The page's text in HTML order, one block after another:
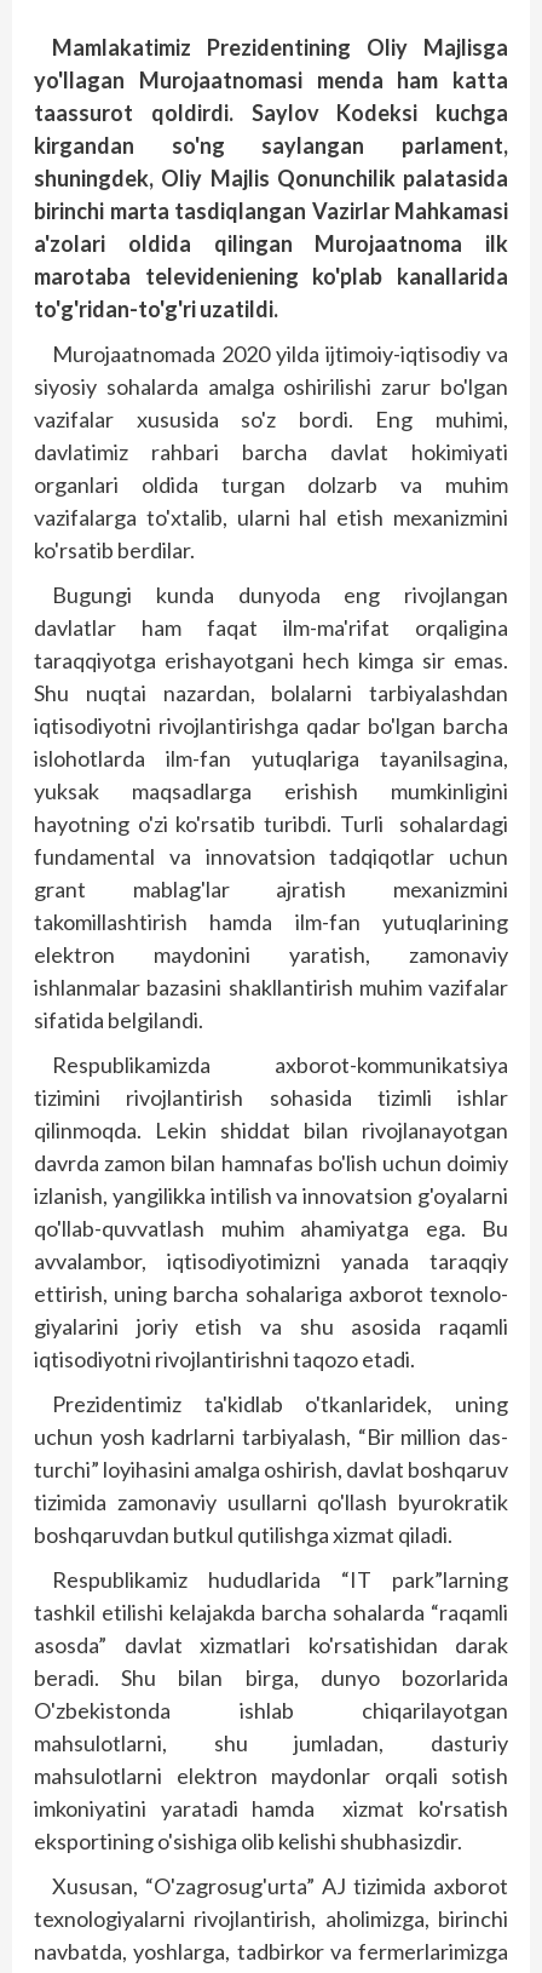
Mamlakatimiz Prezidentining Oliy Majlisga
yo'llagan Murojaatnomasi menda ham katta
taassurot qoldirdi. Saylov Kodeksi kuchga
kirgandan so'ng saylangan parlament,
shuningdek, Oliy Majlis Qonunchilik palatasida
birinchi marta tasdiqlangan Vazirlar Mahkamasi
a'zolari oldida qilingan Murojaatnoma ilk
marotaba televideniening ko'plab kanallarida
to'g'ridan-to'g'ri uzatildi.
Murojaatnomada 2020 yilda ijtimoiy-iqtisodiy va
siyosiy sohalarda amalga oshirilishi zarur bo'lgan
vazifalar xususida so'z bordi. Eng muhimi,
davlatimiz rahbari barcha davlat hokimiyati
organlari oldida turgan dolzarb va muhim
vazifalarga to'xtalib, ularni hal etish mexanizmini
ko'rsatib berdilar.
Bugungi kunda dunyoda eng rivojlangan
davlatlar ham faqat ilm-ma'rifat or­­qaligina
taraqqiyot­ga eri­­­shayotgani hech kimga sir emas.
Shu nuqtai nazardan, bolalarni tarbiyalashdan
iqtisodiyotni rivojlantirishga qadar bo'lgan barcha
islohotlarda ilm-fan yutuqlariga tayanilsagina,
yuksak maqsadlarga erishish mumkinligini
hayotning o'zi ko'rsatib turibdi. Turli sohalardagi
fundamental va innovatsion tadqiqotlar uchun
grant mab­lag'lar ajratish mexanizmini
takomillashtirish hamda ilm-fan yutuqlarining
elektron maydonini yaratish, zamonaviy
ishlanmalar bazasini shakllantirish muhim vazifalar
sifatida belgilandi.
Respublikamizda axborot-kommunikatsiya
tizimini rivojlantirish sohasida tizimli ishlar
qilinmoqda. Lekin shiddat bilan rivojlanayotgan
davr­­da zamon bilan hamnafas bo'lish uchun doimiy
izlanish, yangilikka intilish va innovatsion g'oyalarni
qo'llab-quvvatlash muhim ahamiyatga ega. Bu
avvalambor, iqtisodiyotimizni yanada taraqqiy
ettirish, uning barcha sohalariga axborot texnolo­
giyalarini joriy etish va shu asosida raqamli
iqtisodiyotni rivojlantirishni taqozo etadi.
Prezidentimiz ta'­kidlab o'tkanlaridek, uning
uchun yosh kadrlarni tar­biyalash, “Bir million das­
turchi” loyihasini amalga oshirish, davlat boshqaruv
tizimida zamonaviy usullarni qo'llash byurokratik
boshqaruvdan butkul qutilishga xizmat qiladi.
Respublikamiz hududlarida “IT park”larning
tashkil etilishi kelajakda barcha sohalarda “raqamli
asosda” davlat xizmatlari ko'rsatishidan darak
beradi. Shu bilan birga, dunyo bozorlarida
O'zbekistonda ishlab chiqarilayotgan
mahsulotlarni, shu jumladan, dasturiy
mahsulotlarni elektron maydonlar orqali sotish
imkoniyatini yaratadi hamda xizmat ko'rsatish
eksportining o'sishiga olib kelishi shubhasizdir.
Xususan, “O'zagrosug'urta” AJ tizimida axborot
texnologiyalarni rivojlantirish, aholimizga, birinchi
nav­batda, yoshlarga, tadbirkor va fermerlarimizga